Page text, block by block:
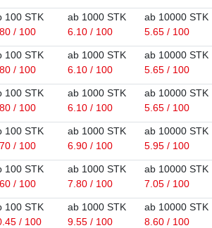
100 STK
/ 100
ab 1000 STK
6.10 / 100
ab 10000 STK
5.65 / 100
100 STK
/ 100
ab 1000 STK
6.10 / 100
ab 10000 STK
5.65 / 100
100 STK
/ 100
ab 1000 STK
6.10 / 100
ab 10000 STK
5.65 / 100
100 STK
/ 100
ab 1000 STK
6.90 / 100
ab 10000 STK
5.95 / 100
100 STK
/ 100
ab 1000 STK
7.80 / 100
ab 10000 STK
7.05 / 100
100 STK
/ 100
ab 1000 STK
9.55 / 100
ab 10000 STK
8.60 / 100